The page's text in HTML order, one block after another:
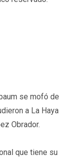
se mofó de
a La Haya
Obrador.
que tiene su